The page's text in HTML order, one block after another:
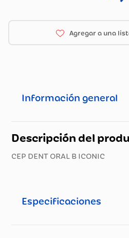
Información general
Descripción del
CEP DENT ORAL B ICONIC
Especificaciones